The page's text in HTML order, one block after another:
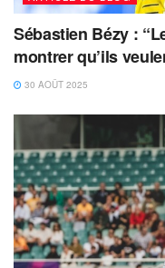
Sébastien Bézy :
montrer qu’ils
30 AOÛT 2025